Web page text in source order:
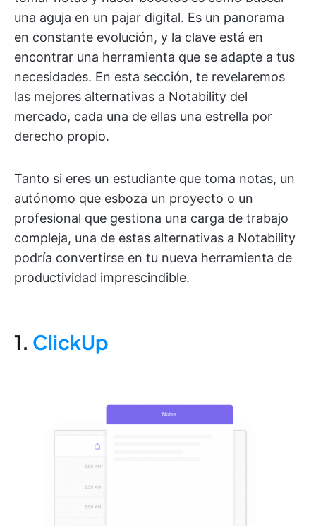
una aguja en un pajar digital. Es un panorama
en constante evolución, y la clave está en
encontrar una herramienta que se adapte a tus
necesidades. En esta sección, te revelaremos
las mejores alternativas a Notability del
mercado, cada una de ellas una estrella por
derecho propio.
Tanto si eres un estudiante que toma notas, un
autónomo que esboza un proyecto o un
profesional que gestiona una carga de trabajo
compleja, una de estas alternativas a Notability
podría convertirse en tu nueva herramienta de
productividad imprescindible.
1. ClickUp